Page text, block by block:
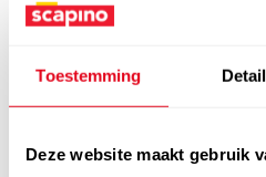
Toestemming
Deze website maakt gebruik